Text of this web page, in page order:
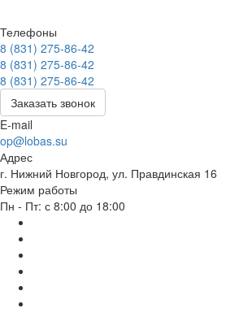
Телефоны
8 (831) 275-86-42
8 (831) 275-86-42
8 (831) 275-86-42
Заказать звонок
E-mail
op@lobas.su
Адрес
г. Нижний Новгород, ул. Правдинская 16
Режим работы
Пн - Пт: с 8:00 до 18:00